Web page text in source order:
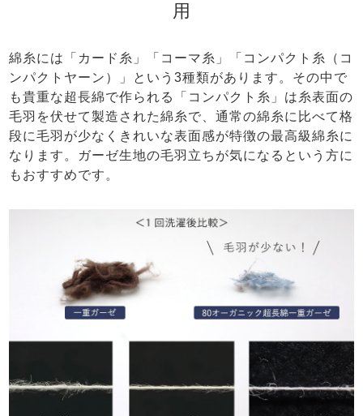
用
綿糸には「カード糸」「コーマ糸」「コンパクト糸（コ
ンパクトヤーン）」という3種類があります。その中で
も貴重な超長綿で作られる「コンパクト糸」は糸表面の
毛羽を伏せて製造された綿糸で、通常の綿糸に比べて格
段に毛羽が少なくきれいな表面感が特徴の最高級綿糸に
なります。ガーゼ生地の毛羽立ちが気になるという方に
もおすすめです。